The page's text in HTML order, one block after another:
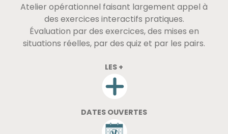
Atelier opérationnel faisant largement appel à
des exercices interactifs pratiques.
Évaluation par des exercices, des mises en
situations réelles, par des quiz et par les pairs.
LES +
DATES OUVERTES